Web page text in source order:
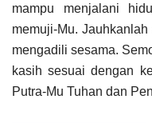
mampu menjalani
memuji-Mu.
mengadili sesama.
kasih sesuai dengan
Putra-Mu Tuhan dan